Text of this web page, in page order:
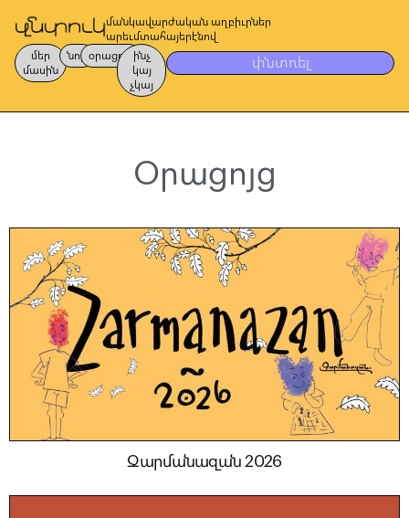
մանկավարժական աղբիւրներ
արեւմտահայերէնով
մեր
մասին
նոր օրացոյց
ինչ
կայ
չկայ
փնտռել
Օրացոյց
Զարմանազան 2026